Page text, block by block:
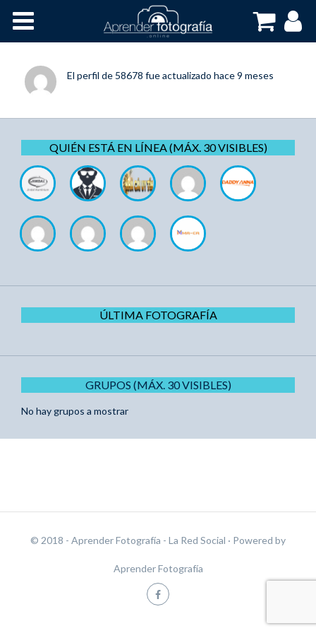
Cursos OnLine
El perfil de 58678 fue actualizado hace 9 meses
QUIÉN ESTÁ EN LÍNEA (MÁX. 30 VISIBLES)
ÚLTIMA FOTOGRAFÍA
GRUPOS (MÁX. 30 VISIBLES)
No hay grupos a mostrar
© 2018 - Aprender Fotografía - La Red Social · Powered by
Aprender Fotografía